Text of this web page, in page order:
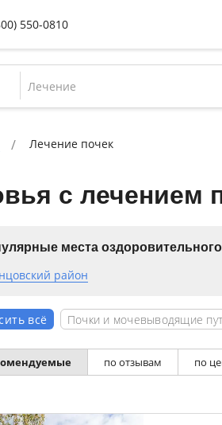
550-0810
Лечение
Лечение почек
с лечением
места
район
всё Почки и мочевыводящие
по отзывам по